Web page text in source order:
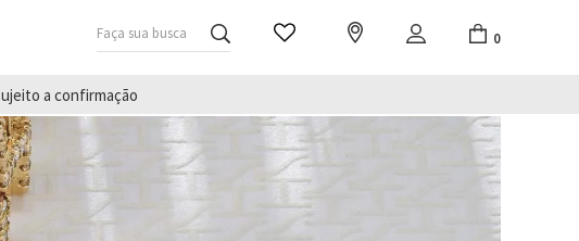
Faça sua busca 0
a confirmação